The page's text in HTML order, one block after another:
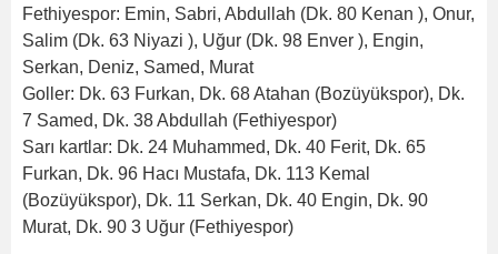
Fethiyespor: Emin, Sabri, Abdullah (Dk. 80 Kenan ), Onur,
Salim (Dk. 63 Niyazi ), Uğur (Dk. 98 Enver ), Engin,
Serkan, Deniz, Samed, Murat
Goller: Dk. 63 Furkan, Dk. 68 Atahan (Bozüyükspor), Dk.
7 Samed, Dk. 38 Abdullah (Fethiyespor)
Sarı kartlar: Dk. 24 Muhammed, Dk. 40 Ferit, Dk. 65
Furkan, Dk. 96 Hacı Mustafa, Dk. 113 Kemal
(Bozüyükspor), Dk. 11 Serkan, Dk. 40 Engin, Dk. 90
Murat, Dk. 90 3 Uğur (Fethiyespor)